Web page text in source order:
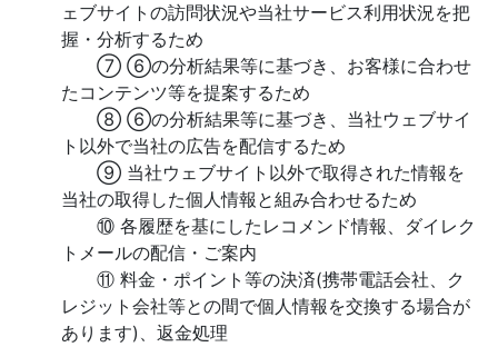
ェブサイトの訪問状況や当社サービス利用状況を把
握・分析するため
⑦ ⑥の分析結果等に基づき、お客様に合わせ
たコンテンツ等を提案するため
⑧ ⑥の分析結果等に基づき、当社ウェブサイ
ト以外で当社の広告を配信するため
⑨ 当社ウェブサイト以外で取得された情報を
当社の取得した個人情報と組み合わせるため
⑩ 各履歴を基にしたレコメンド情報、ダイレク
トメールの配信・ご案内
⑪ 料金・ポイント等の決済(携帯電話会社、ク
レジット会社等との間で個人情報を交換する場合が
あります)、返金処理